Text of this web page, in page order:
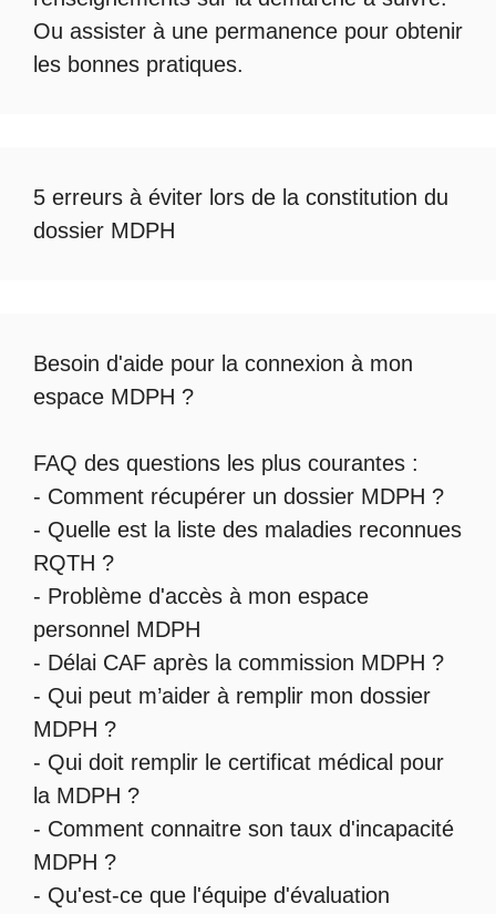
Ou assister à une permanence pour obtenir
les bonnes pratiques.
5 erreurs à éviter lors de la constitution du
dossier MDPH
Besoin d'aide pour la connexion à mon
espace MDPH ?
FAQ des questions les plus courantes :
- Comment récupérer un dossier MDPH ?
- Quelle est la liste des maladies reconnues
RQTH ?
- Problème d'accès à mon espace
personnel MDPH
- Délai CAF après la commission MDPH ?
- Qui peut m’aider à remplir mon dossier
MDPH ?
- Qui doit remplir le certificat médical pour
la MDPH ?
- Comment connaitre son taux d'incapacité
MDPH ?
- Qu'est-ce que l'équipe d'évaluation